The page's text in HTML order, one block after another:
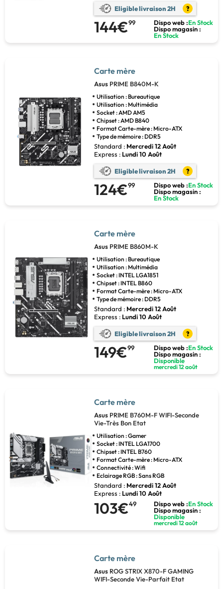
Eligible livraison 2H ?
144€99 Dispo web :En Stock
Dispo magasin :
En Stock
Carte mère
Asus PRIME B840M-K
Utilisation : Bureautique
Utilisation : Multimédia
Socket : AMD AM5
Chipset : AMD B840
Format Carte-mère : Micro-ATX
Type de mémoire : DDR5
Standard : Mercredi 12 Août
Express : Lundi 10 Août
Eligible livraison 2H ?
124€99 Dispo web :En Stock
Dispo magasin :
En Stock
Carte mère
Asus PRIME B860M-K
Utilisation : Bureautique
Utilisation : Multimédia
Socket : INTEL LGA1851
Chipset : INTEL B860
Format Carte-mère : Micro-ATX
Type de mémoire : DDR5
Standard : Mercredi 12 Août
Express : Lundi 10 Août
Eligible livraison 2H ?
149€99 Dispo web :En Stock
Dispo magasin :
Disponible
mercredi 12 août
Carte mère
Asus PRIME B760M-F WIFI-Seconde
Vie-Très Bon Etat
Utilisation : Gamer
Socket : INTEL LGA1700
Chipset : INTEL B760
Format Carte-mère : Micro-ATX
Connectivité : Wifi
Eclairage RGB : Sans RGB
Standard : Mercredi 12 Août
Express : Lundi 10 Août
103€49 Dispo web :En Stock
Dispo magasin :
Disponible
mercredi 12 août
Carte mère
Asus ROG STRIX X870-F GAMING
WIFI-Seconde Vie-Parfait Etat